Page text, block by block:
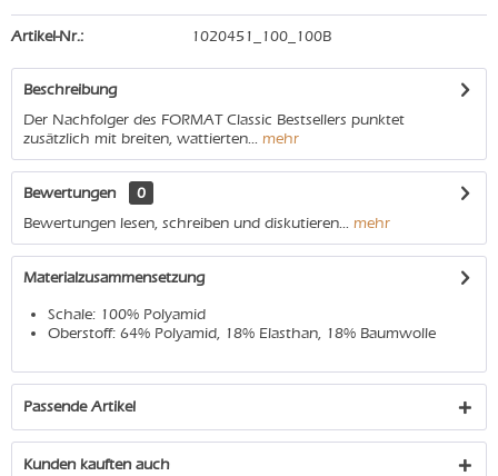
Artikel-Nr.: 1020451_100_100B
Beschreibung
Der Nachfolger des FORMAT Classic Bestsellers punktet
zusätzlich mit breiten, wattierten... mehr
Bewertungen
0
Bewertungen lesen, schreiben und diskutieren... mehr
Materialzusammensetzung
Schale: 100% Polyamid
Oberstoff: 64% Polyamid, 18% Elasthan, 18% Baumwolle
Passende Artikel
Kunden kauften auch